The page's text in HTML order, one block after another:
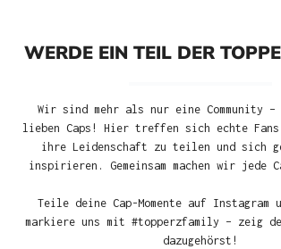
WERDE EIN TEIL DER
Wir sind mehr als nur eine Community
lieben Caps! Hier treffen sich echte Fans
ihre Leidenschaft zu teilen und sich
inspirieren. Gemeinsam machen wir jede
Teile deine Cap-Momente auf Instagram
markiere uns mit #topperzfamily – zeig
dazugehörst!